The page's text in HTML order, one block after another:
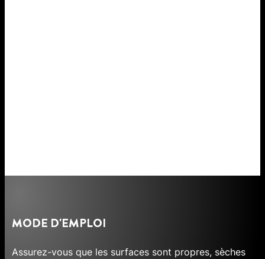
MODE D'EMPLOI
Assurez-vous que les surfaces sont propres, sèches